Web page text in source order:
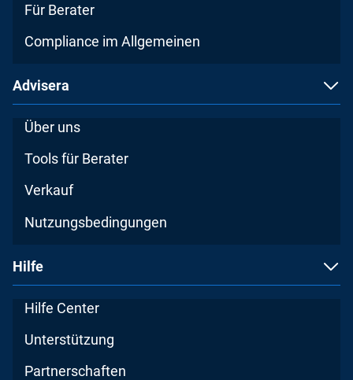
Für Berater
Compliance im Allgemeinen
Advisera
Über uns
Tools für Berater
Verkauf
Nutzungsbedingungen
Hilfe
Hilfe Center
Unterstützung
Partnerschaften